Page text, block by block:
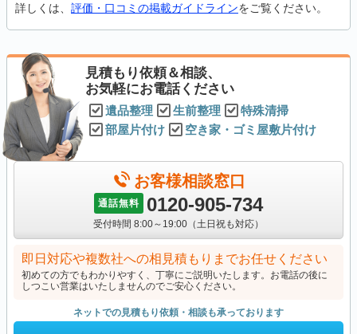
詳しくは、 評価・口コミの掲載ガイドラインをご覧ください。
見積もり依頼＆相談、
お気軽にお電話ください
遺品整理 生前整理
特殊清掃
部屋片付け
空き家・ゴミ屋敷片付け
お客様相談窓口
通話無料 0120-905-734
受付時間 8:00～19:00（土日祝も対応）
即日対応や複数社への相見積もりまでお任せください
初めての方でもわかりやすく、丁寧にご説明いたします。お電話の後に
しつこい営業はいたしませんのでご安心ください。
ネットでの見積もり依頼・相談も承っております